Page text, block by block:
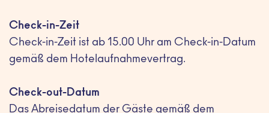
Check-in-Zeit
Check-in-Zeit ist ab 15.00 Uhr am Check-in-Datum
gemäß dem Hotelaufnahmevertrag.
Check-out-Datum
Das Abreisedatum der Gäste gemäß dem